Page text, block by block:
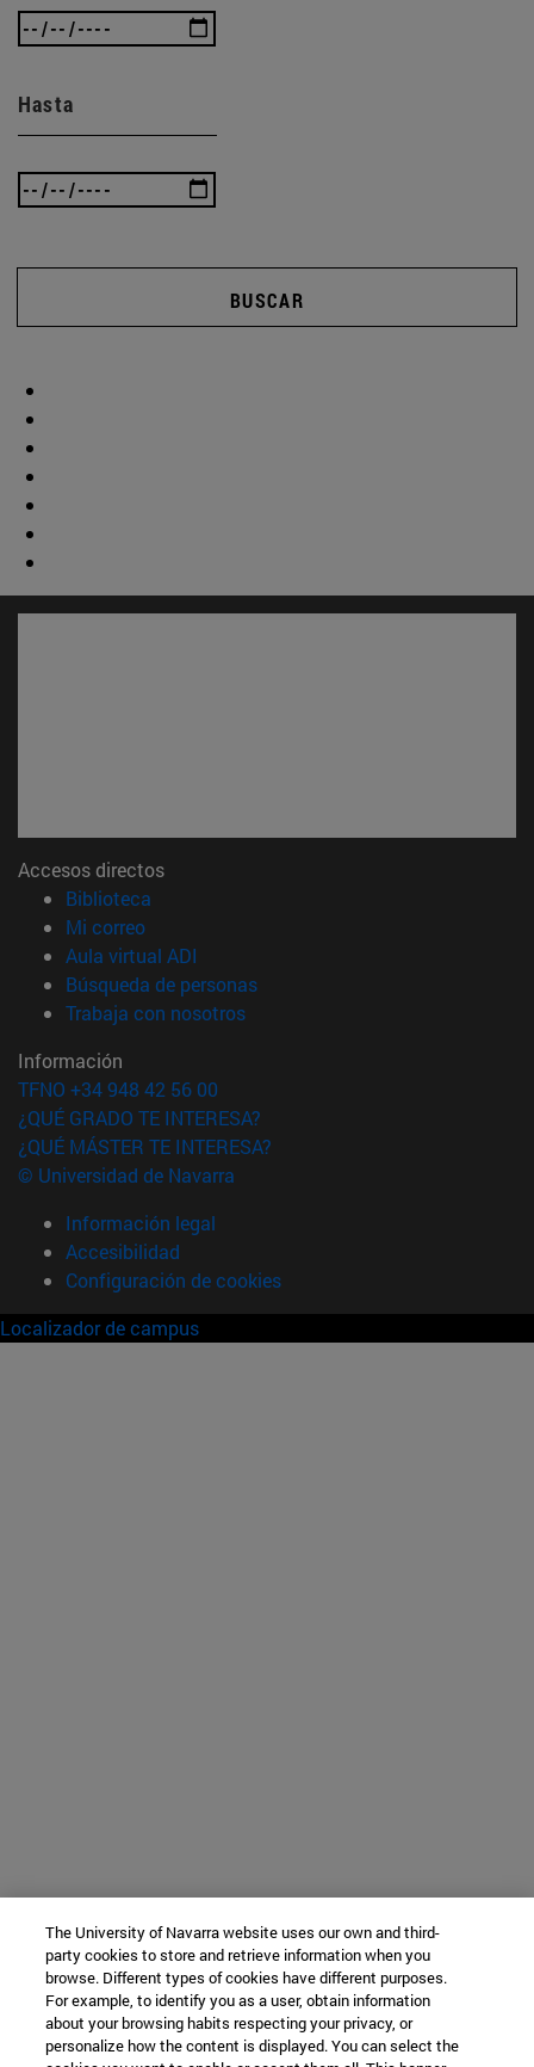
Hasta
BUSCAR
Accesos directos
Biblioteca
Mi correo(abre en nueva ventana)
Aula virtual ADI
Búsqueda de personas(abre en nueva ventana)
Trabaja con nosotros(abre en nueva ventana)
Información
TFNO +34 948 42 56 00
¿QUÉ GRADO TE INTERESA?
¿QUÉ MÁSTER TE INTERESA?
© Universidad de Navarra
Información legal
Accesibilidad
Configuración de cookies
Localizador de campus
The University of Navarra website uses our own and third-
party cookies to store and retrieve information when you
browse. Different types of cookies have different purposes.
For example, to identify you as a user, obtain information
about your browsing habits respecting your privacy, or
personalize how the content is displayed. You can select the